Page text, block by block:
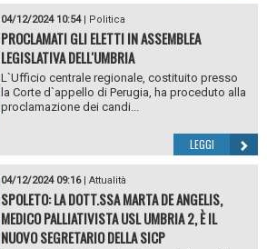
04/12/2024 10:54| Politica
PROCLAMATI GLI ELETTI IN ASSEMBLEA
LEGISLATIVA DELL'UMBRIA
L`Ufficio centrale regionale, costituito presso
la Corte d`appello di Perugia, ha proceduto alla
proclamazione dei candi...
LEGGI
04/12/2024 09:16| Attualità
SPOLETO: LA DOTT.SSA MARTA DE ANGELIS,
MEDICO PALLIATIVISTA USL UMBRIA 2, È IL
NUOVO SEGRETARIO DELLA SICP